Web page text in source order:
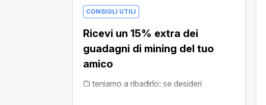
CONSIGLI UTILI
Ricevi un 15% extra dei
guadagni di mining del tuo
amico
Ci teniamo a ribadirlo: se desideri